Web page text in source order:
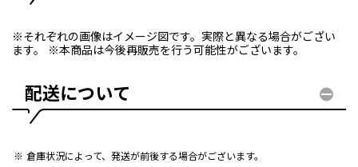
※それぞれの画像はイメージ図です。実際と異なる場合がござい
ます。 ※本商品は今後再販売を行う可能性がございます。
配送について
倉庫状況によって、発送が前後する場合がございます。